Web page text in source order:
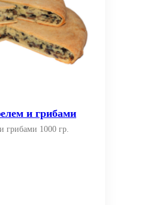
и грибами
грибами 1000 гр.